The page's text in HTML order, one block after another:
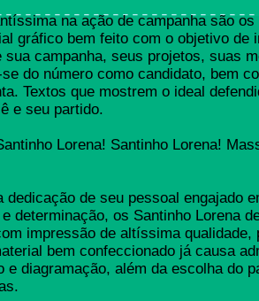
na ação de campanha são os
gráfico bem feito com o objetivo de
sua campanha, seus projetos, suas
do número como candidato, bem
Textos que mostrem o ideal
e seu partido.
Lorena! Santinho Lorena!
dedicação de seu pessoal engajado
determinação, os Santinho Lorena
impressão de altíssima qualidade,
bem confeccionado já causa
e diagramação, além da escolha do